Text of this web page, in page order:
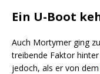
Ein U-Boot
Auch Mortymer ging
treibende Faktor
jedoch, als er von dem